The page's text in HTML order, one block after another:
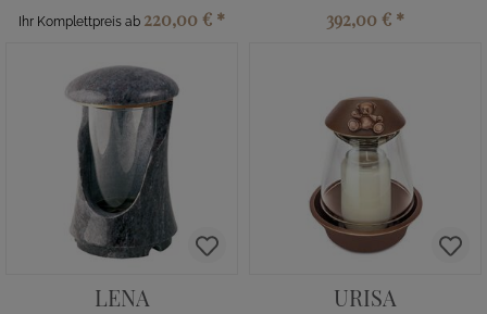
Ihr Komplettpreis ab 220,00 € * 392,00 € *
LENA URISA